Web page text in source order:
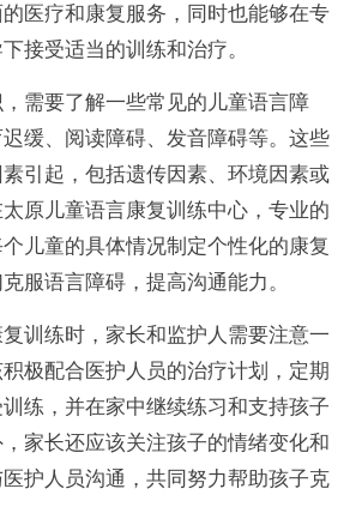
医疗和康复服务，同时也能够在专
接受适当的训练和治疗。
需要了解一些常见的儿童语言障
缓、阅读障碍、发音障碍等。这些
引起，包括遗传因素、环境因素或
原儿童语言康复训练中心，专业的
儿童的具体情况制定个性化的康复
服语言障碍，提高沟通能力。
训练时，家长和监护人需要注意一
极配合医护人员的治疗计划，定期
练，并在家中继续练习和支持孩子
家长还应该关注孩子的情绪变化和
护人员沟通，共同努力帮助孩子克